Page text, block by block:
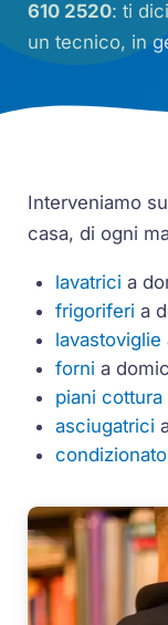
610 2520: ti
un tecnico, in
Interveniamo
casa, di ogni
lavatrici a
frigoriferi a
lavastoviglie
forni a
piani cottura
asciugatrici